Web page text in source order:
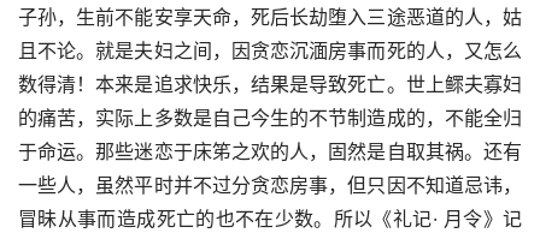
子孙，生前不能安享天命，死后长劫堕入三途恶道的人，姑
且不论。就是夫妇之间，因贪恋沉湎房事而死的人，又怎么
数得清！本来是追求快乐，结果是导致死亡。世上鳏夫寡妇
的痛苦，实际上多数是自己今生的不节制造成的，不能全归
于命运。那些迷恋于床笫之欢的人，固然是自取其祸。还有
一些人，虽然平时并不过分贪恋房事，但只因不知道忌讳，
冒昧从事而造成死亡的也不在少数。所以《礼记· 月令》记